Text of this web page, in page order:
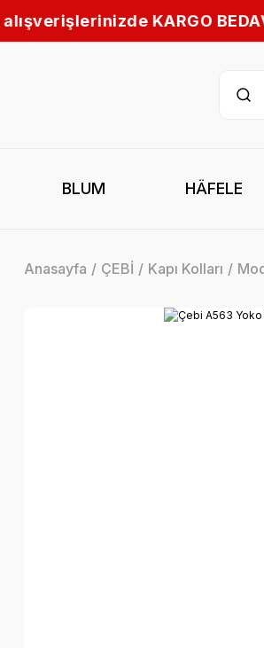
BEDAVA! | Tüm Türkiye’ye
BLUM HÄFELE
Anasayfa ÇEBİ Kapı Kolları